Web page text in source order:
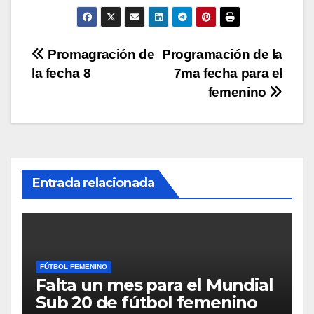
o
k
n
k
tir
Navegación
entradas
Programación de la
7ma fecha para el
femenino
Promagración de
la fecha 8
Entrada relacionada
FÚTBOL FEMENINO
Falta un mes para el Mundial
Sub 20 de fútbol femenino